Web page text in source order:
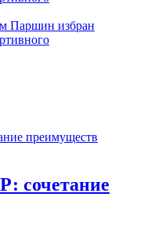
Паршин избран
сочетание